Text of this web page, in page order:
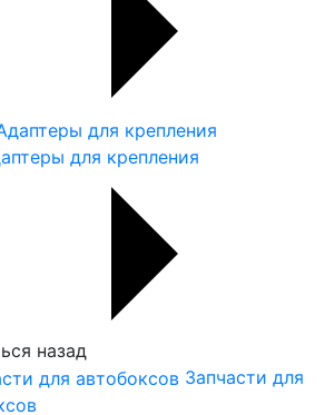
для крепления
назад
Запчасти для